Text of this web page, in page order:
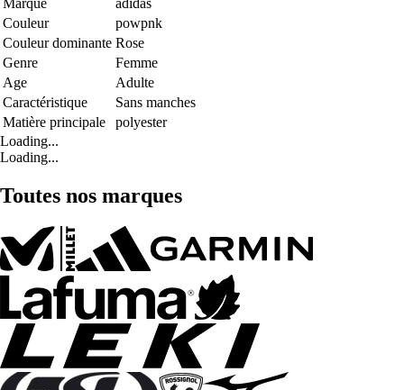
Couleur
powpnk
Couleur dominante Rose
Genre
Femme
Age
Adulte
Caractéristique
Sans manches
Matière principale
polyester
Loading...
Loading...
Toutes nos marques